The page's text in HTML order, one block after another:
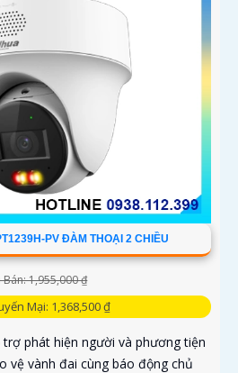
PV ĐÀM THOẠI 2 CHIỀU
Bán: 1,955,000 ₫
Mại: 1,368,500 ₫
trợ phát hiện người và phương tiện
vệ vành đai cùng báo động chủ